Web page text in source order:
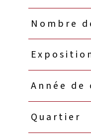
Nombre
Année
Quartier